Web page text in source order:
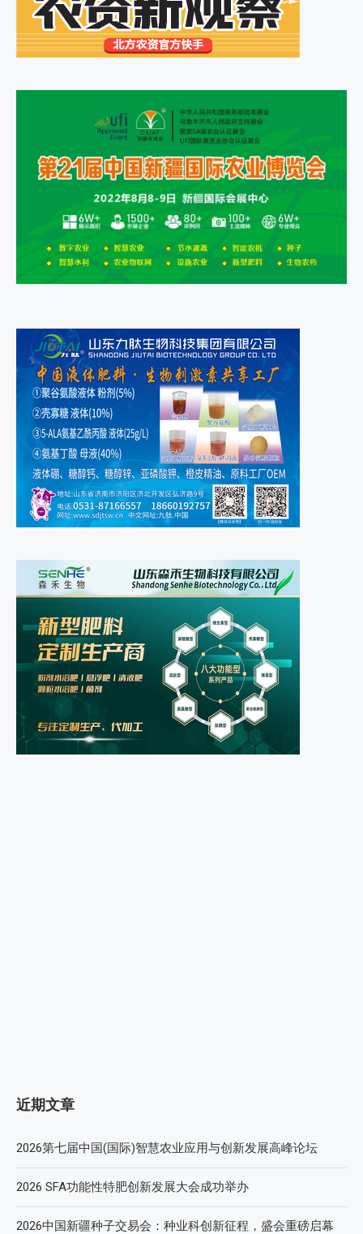
近期文章
2026第七届中国(国际)智慧农业应用与创新发展高峰论坛
2026 SFA功能性特肥创新发展大会成功举办
2026中国新疆种子交易会：种业科创新征程，盛会重磅启幕